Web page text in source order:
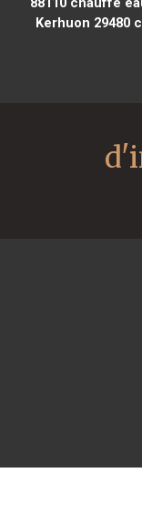
Kerhuon 29480